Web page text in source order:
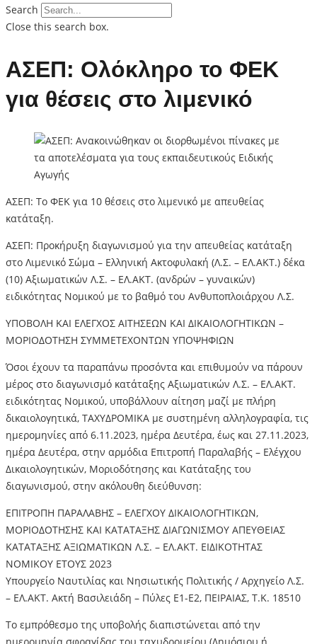
Search
Close this search box.
ΑΣΕΠ: Ολόκληρο το ΦΕΚ
για θέσεις στο λιμενικό
ΑΣΕΠ: Το ΦΕΚ για 10 θέσεις στο λιμενικό με απευθείας
κατάταξη.
ΑΣΕΠ: Προκήρυξη διαγωνισμού για την απευθείας κατάταξη
στο Λιμενικό Σώμα – Ελληνική Ακτοφυλακή (Λ.Σ. – ΕΛ.ΑΚΤ.) δέκα
(10) Αξιωματικών Λ.Σ. – ΕΛ.ΑΚΤ. (ανδρών – γυναικών)
ειδικότητας Νομικού με το βαθμό του Ανθυποπλοιάρχου Λ.Σ.
ΥΠΟΒΟΛΗ ΚΑΙ ΕΛΕΓΧΟΣ ΑΙΤΗΣΕΩΝ ΚΑΙ ΔΙΚΑΙΟΛΟΓΗΤΙΚΩΝ –
ΜΟΡΙΟΔΟΤΗΣΗ ΣΥΜΜΕΤΕΧΟΝΤΩΝ ΥΠΟΨΗΦΙΩΝ
Όσοι έχουν τα παραπάνω προσόντα και επιθυμούν να πάρουν
μέρος στο διαγωνισμό κατάταξης Αξιωματικών Λ.Σ. – ΕΛ.ΑΚΤ.
ειδικότητας Νομικού, υποβάλλουν αίτηση μαζί με πλήρη
δικαιολογητικά, ΤΑΧΥΔΡΟΜΙΚΑ με συστημένη αλληλογραφία, τις
ημερομηνίες από 6.11.2023, ημέρα Δευτέρα, έως και 27.11.2023,
ημέρα Δευτέρα, στην αρμόδια Επιτροπή Παραλαβής – Ελέγχου
Δικαιολογητικών, Μοριοδότησης και Κατάταξης του
διαγωνισμού, στην ακόλουθη διεύθυνση:
ΕΠΙΤΡΟΠΗ ΠΑΡΑΛΑΒΗΣ – ΕΛΕΓΧΟΥ ΔΙΚΑΙΟΛΟΓΗΤΙΚΩΝ,
ΜΟΡΙΟΔΟΤΗΣΗΣ ΚΑΙ ΚΑΤΑΤΑΞΗΣ ΔΙΑΓΩΝΙΣΜΟΥ ΑΠΕΥΘΕΙΑΣ
ΚΑΤΑΤΑΞΗΣ ΑΞΙΩΜΑΤΙΚΩΝ Λ.Σ. – ΕΛ.ΑΚΤ. ΕΙΔΙΚΟΤΗΤΑΣ
ΝΟΜΙΚΟΥ ΕΤΟΥΣ 2023
Υπουργείο Ναυτιλίας και Νησιωτικής Πολιτικής / Αρχηγείο Λ.Σ.
– ΕΛ.ΑΚΤ. Ακτή Βασιλειάδη – Πύλες Ε1-Ε2, ΠΕΙΡΑΙΑΣ, Τ.Κ. 18510
Το εμπρόθεσμο της υποβολής διαπιστώνεται από την